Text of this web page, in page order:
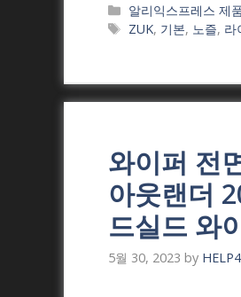
Categories
알리익스프레스 제
Tags
ZUK, 기본, 노즐, 라
와이퍼 전
아웃랜더
드실드 와
5월 30, 2023 by